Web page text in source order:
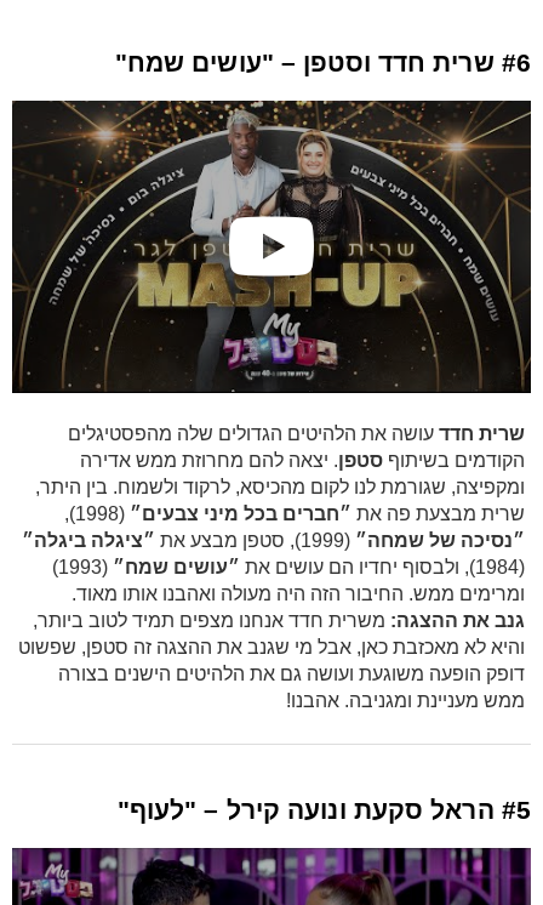
#6 שרית חדד וסטפן – "עושים שמח"
שרית חדד עושה את הלהיטים הגדולים שלה מהפסטיגלים
הקודמים בשיתוף סטפן. יצאה להם מחרוזת ממש אדירה
ומקפיצה, שגורמת לנו לקום מהכיסא, לרקוד ולשמוח. בין היתר,
שרית מבצעת פה את ״חברים בכל מיני צבעים״ (1998),
״נסיכה של שמחה״ (1999), סטפן מבצע את
״ציגלה ביגלה״
(1984), ולבסוף יחדיו הם עושים את
״עושים שמח״
(1993)
ומרימים ממש. החיבור הזה היה מעולה ואהבנו אותו מאוד.
גנב את ההצגה: משרית חדד אנחנו מצפים תמיד לטוב ביותר,
והיא לא מאכזבת כאן, אבל מי שגנב את ההצגה זה סטפן, שפשוט
דופק הופעה משוגעת ועושה גם את הלהיטים הישנים בצורה
ממש מעניינת ומגניבה. אהבנו!
#5 הראל סקעת ונועה קירל – "לעוף"